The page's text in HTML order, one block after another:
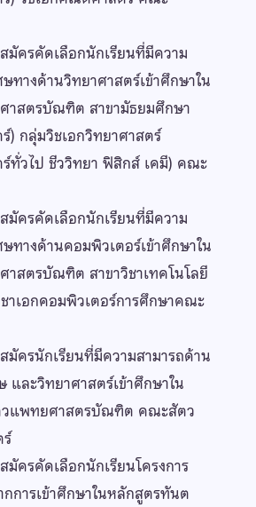
มัครคัดเลือกนักเรียนที่มีความ
ทางด้านวิทยาศาสตร์เข้าศึกษาใน
าสตรบัณฑิต สาขามัธยมศึกษา
) กลุ่มวิชเอกวิทยาศาสตร์
ทั่วไป ชีววิทยา ฟิสิกส์ เคมี) คณะ
มัครคัดเลือกนักเรียนที่มีความ
ทางด้านคอมพิวเตอร์เข้าศึกษาใน
าสตรบัณฑิต สาขาวิชาเทคโนโลยี
าเอกคอมพิวเตอร์การศึกษาคณะ
มัครนักเรียนที่มีความสามารถด้าน
และวิทยาศาสตร์เข้าศึกษาใน
แพทยศาสตรบัณฑิต คณะสัตว
มัครคัดเลือกนักเรียนโครงการ
การเข้าศึกษาในหลักสูตรทันต